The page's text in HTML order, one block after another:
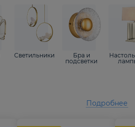
Светильники
Бра и
подсветки
Подробнее